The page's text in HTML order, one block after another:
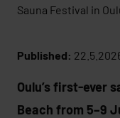
Sauna Festival in
Published:
Oulu’s first-ever
Beach from 5–9